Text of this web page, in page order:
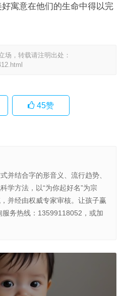
寓意在他们的生命中得以完
场，转载请注明出处：
45赞
并结合字的形音义、流行趋势、
学方法，以“为你起好名”为宗
并经由权威专家审核。让孩子赢
务热线：13599118052，或加